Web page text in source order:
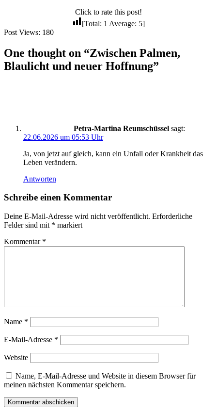
Click to rate this post!
[Total: 1 Average: 5]
Post Views: 180
One thought on “Zwischen Palmen,
Blaulicht und neuer Hoffnung”
Petra-Martina Reumschüssel sagt:
22.06.2026 um 05:53 Uhr
Ja, von jetzt auf gleich, kann ein Unfall oder Krankheit das
Leben verändern.
Antworten
Schreibe einen Kommentar
Deine E-Mail-Adresse wird nicht veröffentlicht. Erforderliche
Felder sind mit * markiert
Kommentar *
Name *
E-Mail-Adresse *
Website
Name, E-Mail-Adresse und Website in diesem Browser für
meinen nächsten Kommentar speichern.